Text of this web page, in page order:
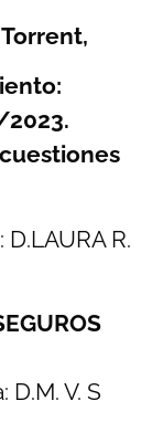
Torrent,
D.LAURA R.
D.M. V. S